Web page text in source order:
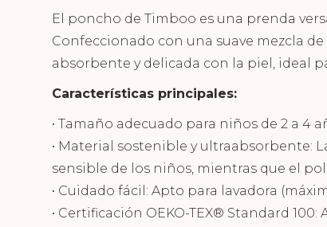
El poncho de Timboo es una prenda
Confeccionado con una suave mezcla de
absorbente y delicada con la piel, ideal
Características principales:
• Tamaño adecuado para niños de 2 a 4
• Material sostenible y ultraabsorbente:
sensible de los niños, mientras que el
• Cuidado fácil: Apto para lavadora
• Certificación OEKO-TEX® Standard